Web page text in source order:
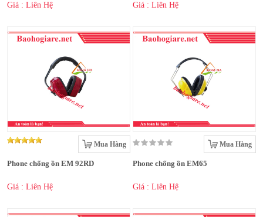
Giá : Liên Hệ
Giá : Liên Hệ
Mua Hàng
Phone chống ồn EM 92RD
Giá : Liên Hệ
Mua Hàng
Phone chống ồn EM65
Giá : Liên Hệ